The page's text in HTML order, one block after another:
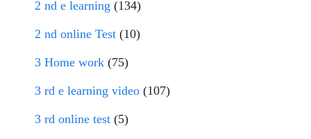
2 nd e learning (134)
2 nd online Test (10)
3 Home work (75)
3 rd e learning video (107)
3 rd online test (5)